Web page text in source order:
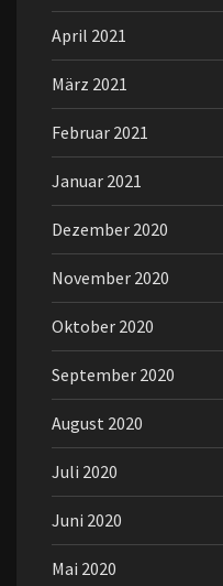
April 2021
März 2021
Februar 2021
Januar 2021
Dezember 2020
November 2020
Oktober 2020
September 2020
August 2020
Juli 2020
Juni 2020
Mai 2020